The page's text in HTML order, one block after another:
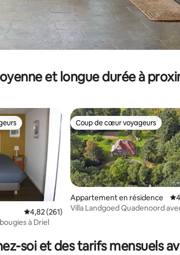
et longue durée à
commentaires : 4,98 sur 5
les plus appréciés
Évaluation moyenne sur la base de 261
4,82 (261)
à Driel
Coup de cœur voyageurs
Coup de cœur voyageurs
Appartement en résidence
Villa Landgoed Quadenoord
soi et des tarifs mensuels